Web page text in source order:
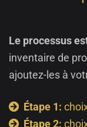
Le processus
inventaire de
ajoutez-les à
Étape 1:
Étape 2: